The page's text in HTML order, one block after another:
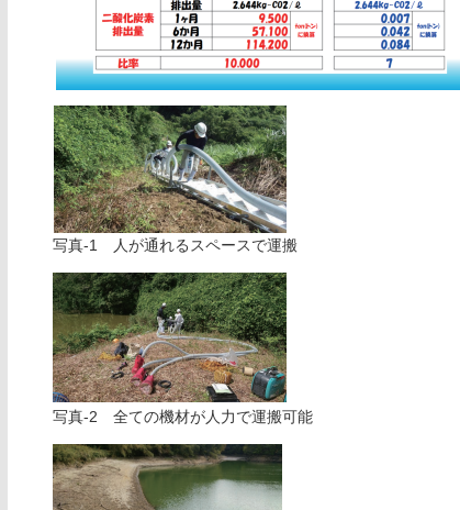
写真-1 人が通れるスペースで運搬
写真-2 全ての機材が人力で運搬可能